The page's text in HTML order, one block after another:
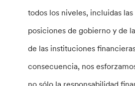
todos los niveles, incluidas las
posiciones de gobierno y de
de las instituciones
consecuencia, nos
no sólo la responsabilidad